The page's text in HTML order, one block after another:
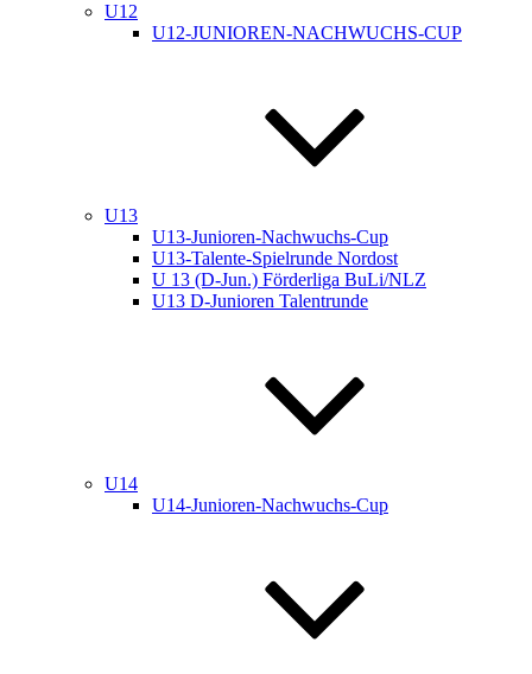
U12
U12-JUNIOREN-NACHWUCHS-CUP
U13
U13-Junioren-Nachwuchs-Cup
U13-Talente-Spielrunde Nordost
U 13 (D-Jun.) Förderliga BuLi/NLZ
U13 D-Junioren Talentrunde
U14
U14-Junioren-Nachwuchs-Cup